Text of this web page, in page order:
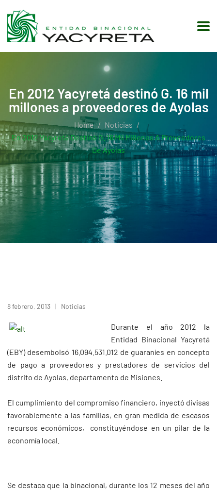
En 2012 Yacyretá destinó G. 16 mil
millones a proveedores de Ayolas
Home
Noticias
En 2012 Yacyretá Destinó G. 16 Mil Millones A Proveedores
De Ayolas
8 febrero, 2013 Noticias
Durante el año 2012 la
Entidad Binacional Yacyretá
(EBY) desembolsó 16.094.531.012 de guaraníes en concepto
de pago a proveedores y prestadores de servicios del
distrito de Ayolas, departamento de Misiones.
El cumplimiento del compromiso financiero, inyectó divisas
favorablemente a las familias, en gran medida de escasos
recursos económicos, constituyéndose en un pilar de la
economía local.
Se destaca que la binacional, durante los 12 meses del año